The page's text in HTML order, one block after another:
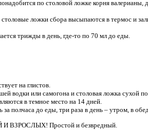
по столовой ложке корня
ложки сбора высыпаются в термос и
трижды в день, где-то по 70 мл до еды.
на глистов.
водки или самогона и столовая ложка сухой
в темное место на 14 дней.
полчаса до еды, три раза в день – утром, в
Простой и безвредный.